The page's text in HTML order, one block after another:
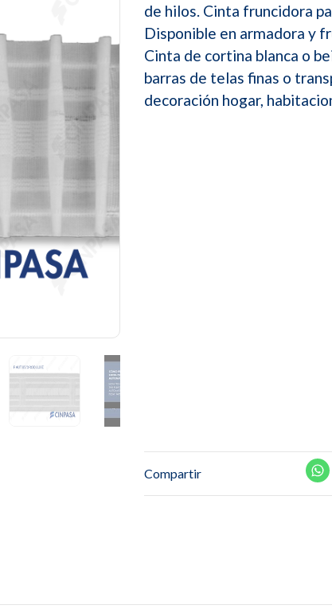
de hilos. Cinta fruncidora
Disponible en armadora y
Cinta de cortina blanca o
barras de telas finas o
decoración hogar,
Compartir